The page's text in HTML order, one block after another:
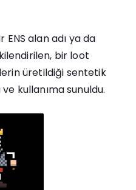
alan adı ya da
bir loot
üretildiği sentetik
kullanıma sunuldu.